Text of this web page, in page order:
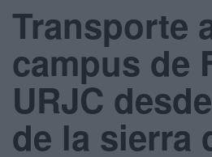
Transporte
campus de
URJC
de la sierra